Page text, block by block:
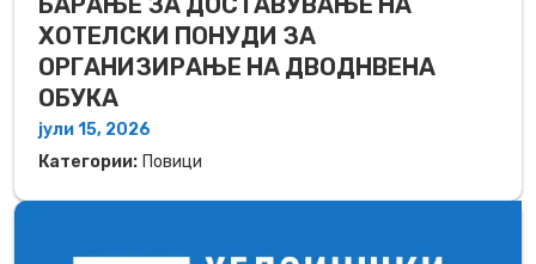
ХОТЕЛСКИ ПОНУДИ ЗА
ОРГАНИЗИРАЊЕ НА ДВОДНВЕНА
ОБУКА
јули 15, 2026
Категории: Повици